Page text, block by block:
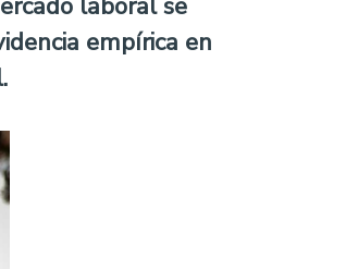
empírica en